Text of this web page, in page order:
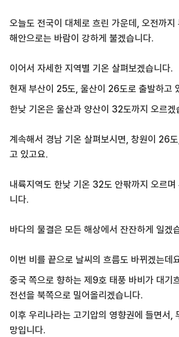
오늘도 전국이 대체로 흐린 가운데, 오전까지
해안으로는 바람이 강하게 불겠습니다.
이어서 자세한 지역별 기온 살펴보겠습니다.
현재 부산이 25도, 울산이 26도로 출발하고
한낮 기온은 울산과 양산이 32도까지 오르겠
계속해서 경남 기온 살펴보시면, 창원이 26
고 있고요.
내륙지역도 한낮 기온 32도 안팎까지 오르며
니다.
바다의 물결은 모든 해상에서 잔잔하게 일겠
이번 비를 끝으로 날씨의 흐름도 바뀌겠는데
중국 쪽으로 향하는 제9호 태풍 바비가 대기
전선을 북쪽으로 밀어올리겠습니다.
이후 우리나라는 고기압의 영향권에 들면서,
망입니다.